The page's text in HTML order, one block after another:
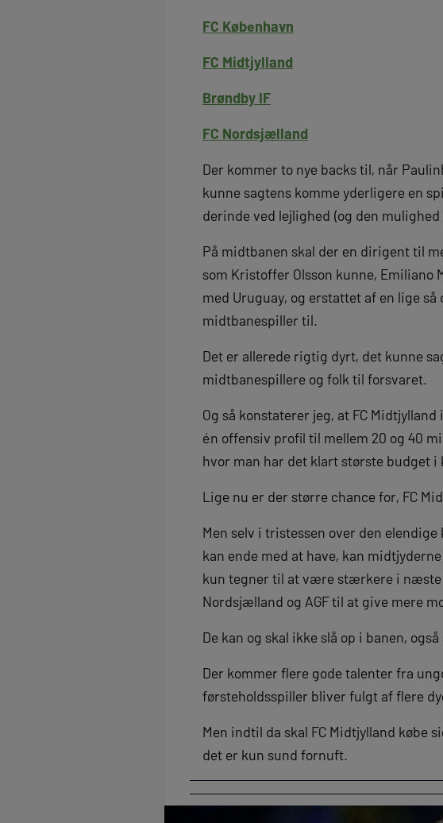
FC København
FC Midtjylland
Brøndby IF
FC Nordsjælland
Der kommer to nye backs til, når
kunne sagtens komme yderligere en
derinde ved lejlighed (og den
På midtbanen skal der en dirigent til
som Kristoffer Olsson kunne, Emiliano
med Uruguay, og erstattet af en lige
midtbanespiller til.
Det er allerede rigtig dyrt, det kunne
midtbanespillere og folk til forsvaret.
Og så konstaterer jeg, at FC
én offensiv profil til mellem 20 og 40
hvor man har det klart største budget i
Lige nu er der større chance for, FC
Men selv i tristessen over den
kan ende med at have, kan
kun tegner til at være stærkere i næste
Nordsjælland og AGF til at give mere
De kan og skal ikke slå op i banen,
Der kommer flere gode talenter fra
førsteholdsspiller bliver fulgt af flere
Men indtil da skal FC Midtjylland købe
det er kun sund fornuft.